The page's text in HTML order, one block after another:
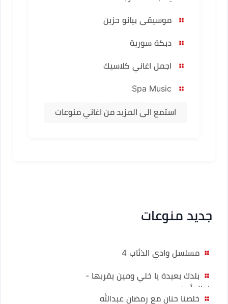
موسيقى بيانو حزين
دبكة سورية
اجمل اغاني كلاسيك
استمع الى المزيد من اغاني منوعات
جديد منوعات
مسلسل وادي الذئاب 4
بلدك بعيدة يا خلي ومين يقربها -
امال أبوزيد
خلصنا حنان مع رمضان عبدالله